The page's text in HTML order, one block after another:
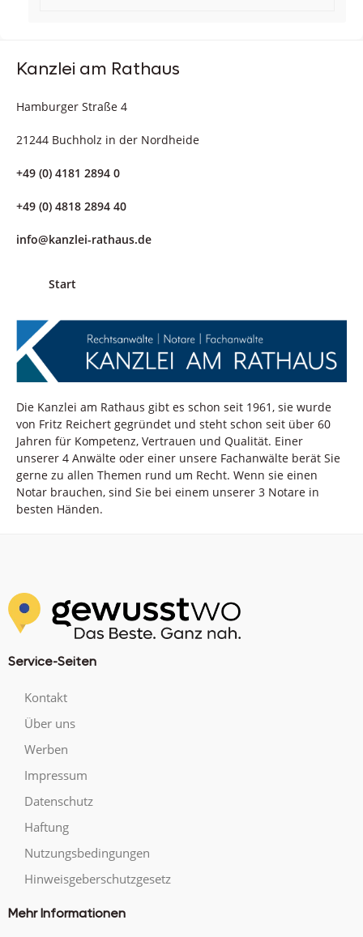
Kanzlei am Rathaus
Hamburger Straße 4
21244 Buchholz in der Nordheide
+49 (0) 4181 2894 0
+49 (0) 4818 2894 40
info@kanzlei-rathaus.de
Start
Die Kanzlei am Rathaus gibt es schon seit 1961, sie wurde
von Fritz Reichert gegründet und steht schon seit über 60
Jahren für Kompetenz, Vertrauen und Qualität. Einer
unserer 4 Anwälte oder einer unsere Fachanwälte berät Sie
gerne zu allen Themen rund um Recht. Wenn sie einen
Notar brauchen, sind Sie bei einem unserer 3 Notare in
besten Händen.
Service-Seiten
Kontakt
Über uns
Werben
Impressum
Datenschutz
Haftung
Nutzungsbedingungen
Hinweisgeberschutzgesetz
Mehr Informationen